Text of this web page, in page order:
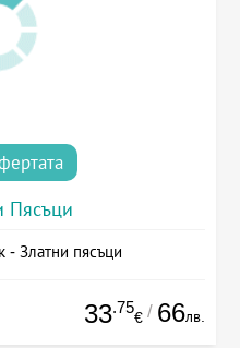
Пясъци
- Златни пясъци
33.75
€ / 66лв.